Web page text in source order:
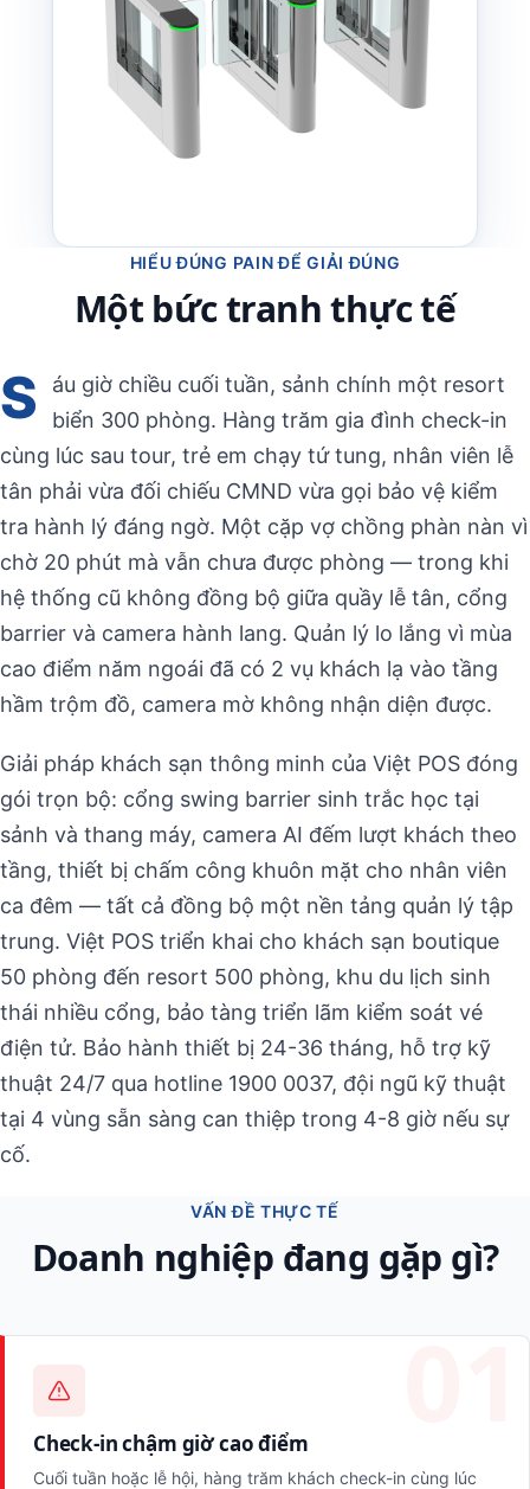
HIỂU ĐÚNG PAIN ĐỂ GIẢI ĐÚNG
Một bức tranh thực tế
S
áu giờ chiều cuối tuần, sảnh chính một resort
biển 300 phòng. Hàng trăm gia đình check-in
cùng lúc sau tour, trẻ em chạy tứ tung, nhân viên lễ
tân phải vừa đối chiếu CMND vừa gọi bảo vệ kiểm
tra hành lý đáng ngờ. Một cặp vợ chồng phàn nàn vì
chờ 20 phút mà vẫn chưa được phòng — trong khi
hệ thống cũ không đồng bộ giữa quầy lễ tân, cổng
barrier và camera hành lang. Quản lý lo lắng vì mùa
cao điểm năm ngoái đã có 2 vụ khách lạ vào tầng
hầm trộm đồ, camera mờ không nhận diện được.
Giải pháp khách sạn thông minh của Việt POS đóng
gói trọn bộ: cổng swing barrier sinh trắc học tại
sảnh và thang máy, camera AI đếm lượt khách theo
tầng, thiết bị chấm công khuôn mặt cho nhân viên
ca đêm — tất cả đồng bộ một nền tảng quản lý tập
trung. Việt POS triển khai cho khách sạn boutique
50 phòng đến resort 500 phòng, khu du lịch sinh
thái nhiều cổng, bảo tàng triển lãm kiểm soát vé
điện tử. Bảo hành thiết bị 24-36 tháng, hỗ trợ kỹ
thuật 24/7 qua hotline 1900 0037, đội ngũ kỹ thuật
tại 4 vùng sẵn sàng can thiệp trong 4-8 giờ nếu sự
cố.
VẤN ĐỀ THỰC TẾ
Doanh nghiệp đang gặp gì?
Check-in chậm giờ cao điểm
Cuối tuần hoặc lễ hội, hàng trăm khách check-in cùng lúc